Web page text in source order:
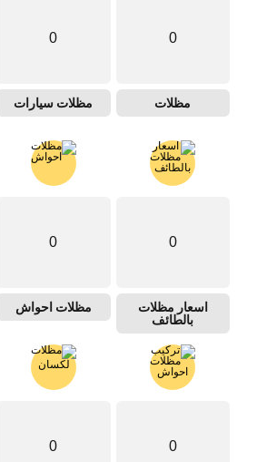
0
مظلات
0
مظلات سيارات
0
اسعار مظلات
بالطائف
0
مظلات احواش
0
0